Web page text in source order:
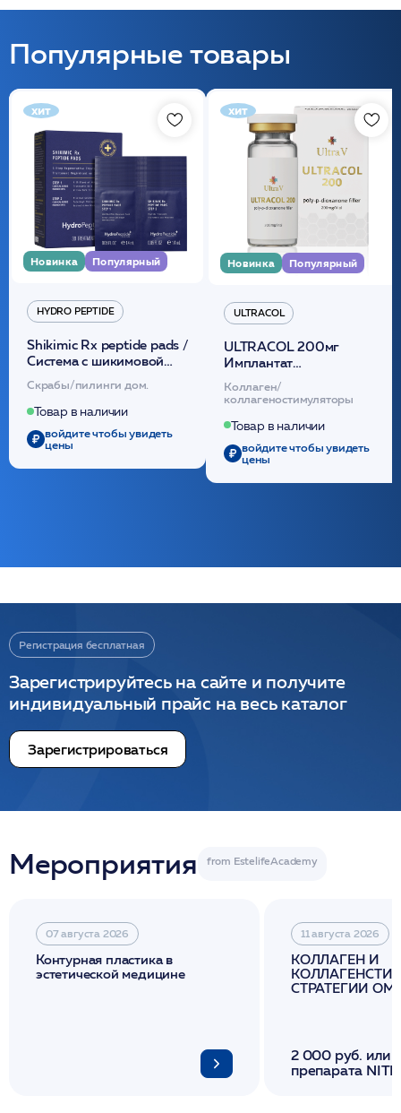
Популярные товары
хит
Новинка Популярный
HYDRO PEPTIDE
Shikimic Rx peptide pads /
Cистема с шикимовой
кислотой обновляющая
(30шт) /HP
Скрабы/пилинги дом.
Товар в наличии
войдите чтобы увидеть
цены
хит
Новинка Популярный
ULTRACOL
ULTRACOL 200мг
Имплантат
внутридермальный,
стерильный на основе
полидиоксанона
/ULTRACOL
Коллаген/
коллагеностимуляторы
Товар в наличии
войдите чтобы увидеть
цены
Регистрация бесплатная
Зарегистрируйтесь на сайте и получите
индивидуальный прайс на весь каталог
Зарегистрироваться
Мероприятия
07 августа 2026
Контурная пластика в
эстетической медицине
11 августа 2026
КОЛЛАГЕН И
СТРАТЕГИИ
2 000 руб. или
препарата